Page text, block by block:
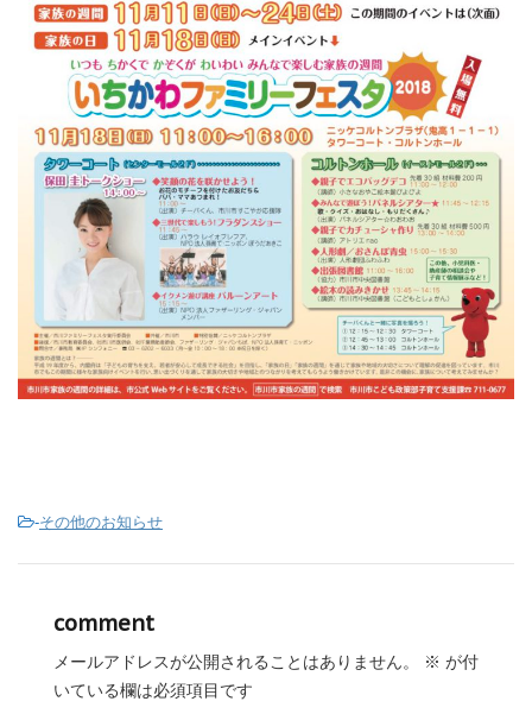
-その他のお知らせ
comment
メールアドレスが公開されることはありません。 ※ が付
いている欄は必須項目です